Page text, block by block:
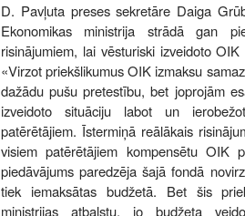
D. Pavļuta preses sekretāre Daiga
Ekonomikas ministrija strādā gan
risinājumiem, lai vēsturiski izveidoto
«Virzot priekšlikumus OIK izmaksu
dažādu pušu pretestību, bet joprojām
izveidoto situāciju labot un
patērētājiem. Īstermiņā reālākais
visiem patērētājiem kompensētu OIK
piedāvājums paredzēja šajā fondā
tiek iemaksātas budžetā. Bet šis
ministrijas atbalstu, jo budžeta